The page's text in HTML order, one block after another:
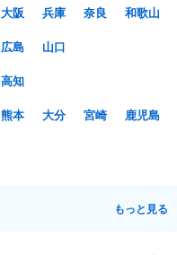
大阪 兵庫 奈良
和歌山
広島
山口
高知
熊本 大分 宮崎
鹿児島
もっと見る